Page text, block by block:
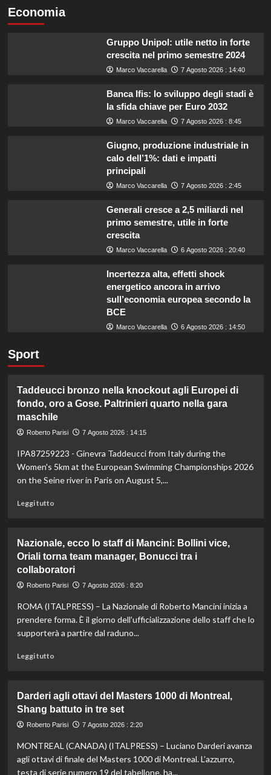
Economia
Gruppo Unipol: utile netto in forte
crescita nel primo semestre 2024
Marco Vaccarella 7 Agosto 2026 : 14:40
Banca Ifis: lo sviluppo degli stadi è
la sfida chiave per Euro 2032
Marco Vaccarella 7 Agosto 2026 : 8:45
Giugno, produzione industriale in
calo dell’1%: dati e impatti
principali
Marco Vaccarella 7 Agosto 2026 : 2:45
Generali cresce a 2,5 miliardi nel
primo semestre, utile in forte
crescita
Marco Vaccarella 6 Agosto 2026 : 20:40
Incertezza alta, effetti shock
energetico ancora in arrivo
sull’economia europea secondo la
BCE
Marco Vaccarella 6 Agosto 2026 : 14:50
Sport
Taddeucci bronzo nella knockout agli Europei di
fondo, oro a Gose. Paltrinieri quarto nella gara
maschile
Roberto Parisi 7 Agosto 2026 : 14:15
IPA87259223 - Ginevra Taddeucci from Italy during the
Women's 5km at the European Swimming Championships 2026
on the Seine river in Paris on August 5,...
Leggi tuttoLeggi
Taddeucci
bronzo
nella
knockout
Europei
di
fondo,
nella
gara
maschile
Nazionale, ecco lo staff di Mancini: Bollini vice,
Oriali torna team manager, Bonucci tra i
collaboratori
Roberto Parisi 7 Agosto 2026 : 8:20
ROMA (ITALPRESS) – La Nazionale di Roberto Mancini inizia a
prendere forma. È il giorno dell’ufficializzazione dello staff che lo
supporterà a partire dal raduno...
Leggi tuttoLeggi
Nazionale,
ecco
lo
di
Mancini:
Bollini
Darderi agli ottavi del Masters 1000 di Montreal,
Shang battuto in tre set
Roberto Parisi 7 Agosto 2026 : 2:20
MONTREAL (CANADA) (ITALPRESS) – Luciano Darderi avanza
agli ottavi di finale del Masters 1000 di Montreal. L’azzurro,
testa di serie numero 19 del tabellone, ha...